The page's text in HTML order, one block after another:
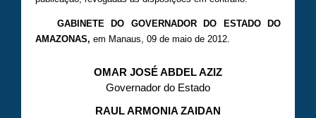
GABINETE DO GOVERNADOR DO ESTADO DO
AMAZONAS, em Manaus, 09 de maio de 2012.
OMAR JOSÉ ABDEL AZIZ
Governador do Estado
RAUL ARMONIA ZAIDAN